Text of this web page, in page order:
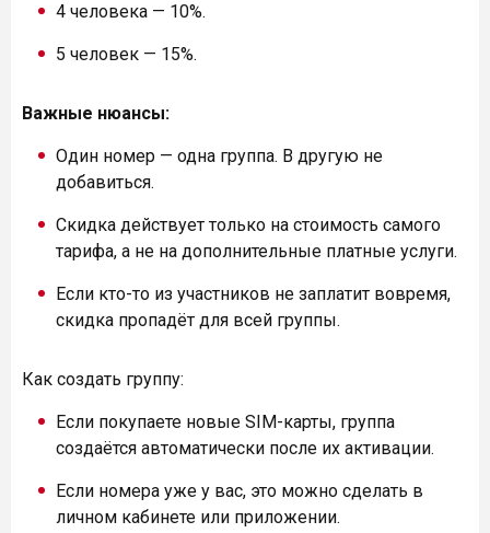
4 человека — 10%.
5 человек — 15%.
Важные нюансы:
Один номер — одна группа. В другую не
добавиться.
Скидка действует только на стоимость самого
тарифа, а не на дополнительные платные услуги.
Если кто-то из участников не заплатит вовремя,
скидка пропадёт для всей группы.
Как создать группу:
Если покупаете новые SIM-карты, группа
создаётся автоматически после их активации.
Если номера уже у вас, это можно сделать в
личном кабинете или приложении.